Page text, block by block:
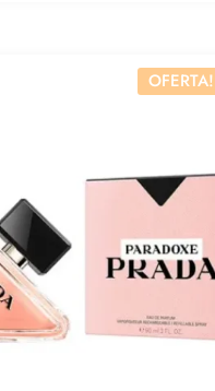
OFERTA!